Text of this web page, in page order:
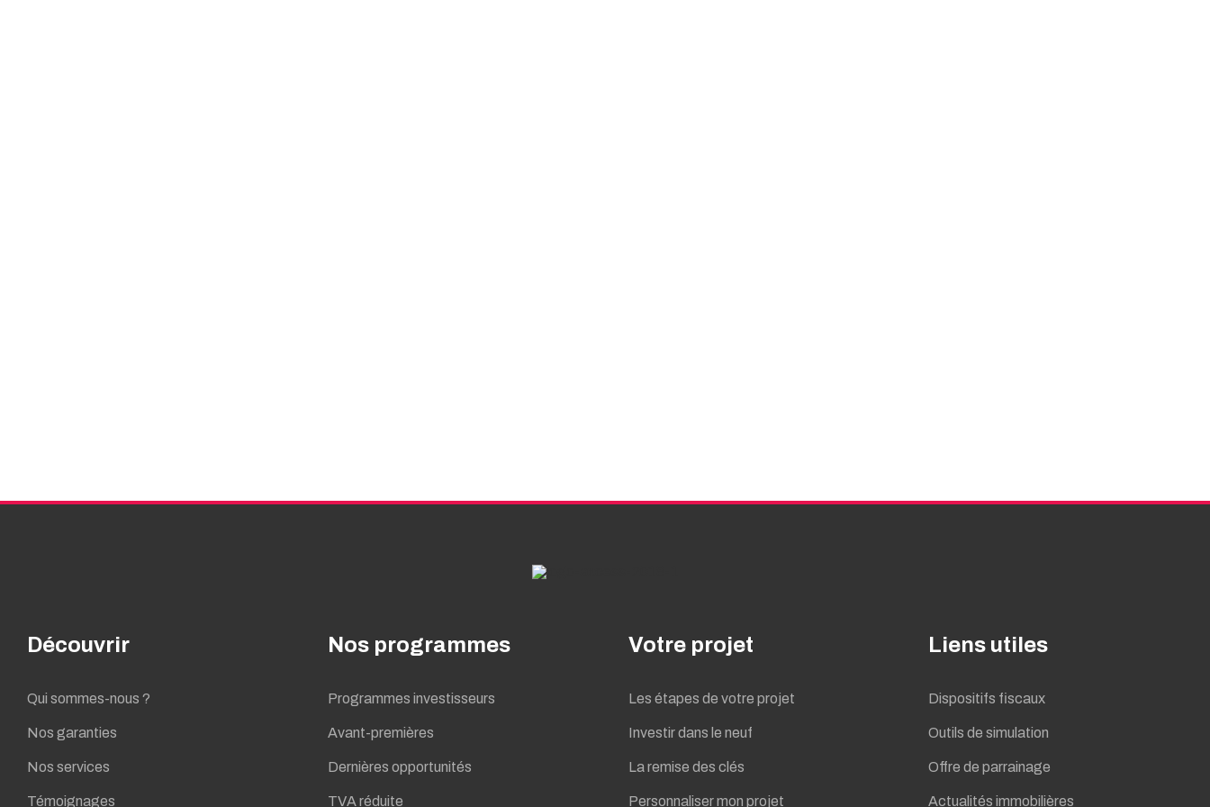
Découvrir
Qui sommes-nous ?
Nos garanties
Nos services
Témoignages
Nos programmes
Programmes investisseurs
Avant-premières
Dernières opportunités
TVA réduite
Votre projet
Les étapes de votre projet
Investir dans le neuf
La remise des clés
Personnaliser mon projet
Liens utiles
Dispositifs fiscaux
Outils de simulation
Offre de parrainage
Actualités immobilières